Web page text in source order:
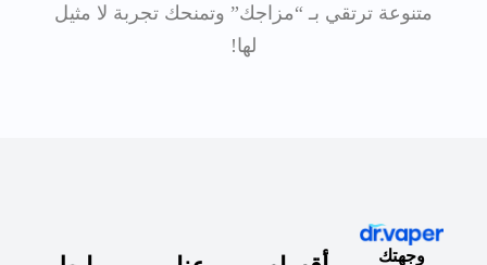
متنوعة ترتقي بـ “مزاجك” وتمنحك تجربة لا مثيل
لها!
وجهتك